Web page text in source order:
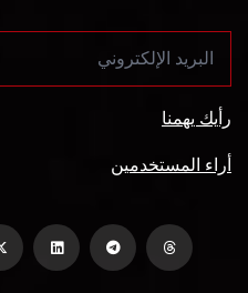
رأيك يهمنا
أراء المستخدمين